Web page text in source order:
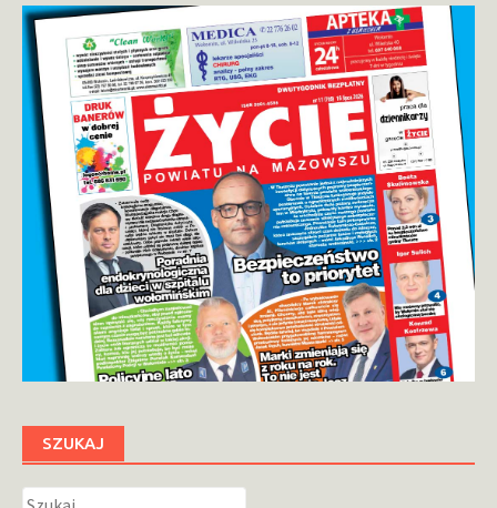
SZUKAJ
Szukaj: